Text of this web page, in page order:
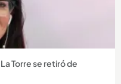
Torre se retiró de